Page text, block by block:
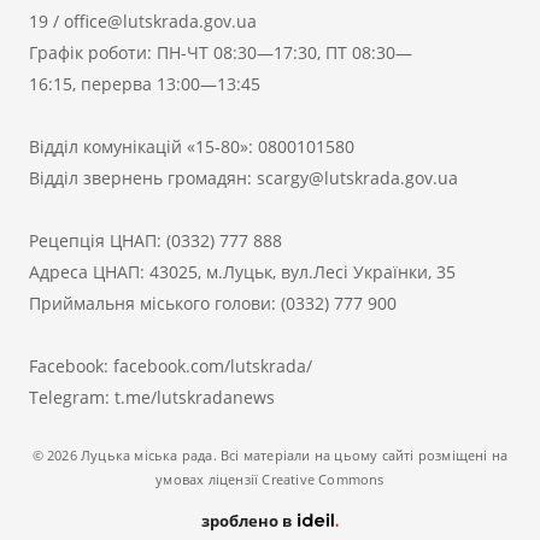
19 / office@lutskrada.gov.ua
Графік роботи: ПН-ЧТ 08:30—17:30, ПТ 08:30—
16:15, перерва 13:00—13:45
Відділ комунікацій «15-80»: 0800101580
Відділ звернень громадян: scargy@lutskrada.gov.ua
Рецепція ЦНАП: (0332) 777 888
Адреса ЦНАП: 43025, м.Луцьк, вул.Лесі Українки, 35
Приймальня міського голови: (0332) 777 900
Facebook: facebook.com/lutskrada/
Telegram: t.me/lutskradanews
© 2026 Луцька міська рада. Всі матеріали на цьому сайті розміщені на
умовах ліцензії Creative Commons
зроблено в